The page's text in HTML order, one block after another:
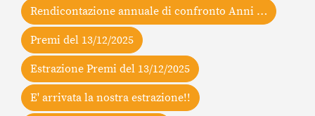
Rendicontazione annuale di confronto Anni …
Premi del 13/12/2025
Estrazione Premi del 13/12/2025
E' arrivata la nostra estrazione!!